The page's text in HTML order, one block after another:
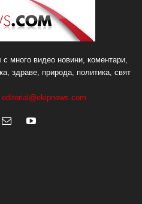
много видео новини, коментари,
здраве, природа, политика, свят
editorial@ekipnews.com